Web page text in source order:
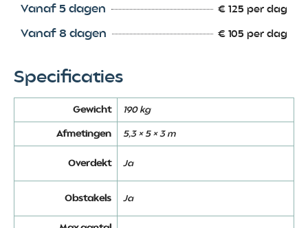
Vanaf 5 dagen € 125 per dag
Vanaf 8 dagen € 105 per dag
Specificaties
Gewicht 190 kg
Afmetingen 5,3 × 5 × 3 m
Overdekt Ja
Obstakels Ja